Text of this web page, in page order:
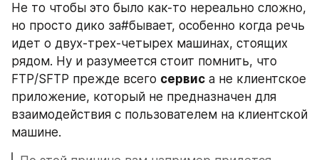
Не то чтобы это было как-то нереально сложно,
но просто дико за#бывает, особенно когда речь
идет о двух-трех-четырех машинах, стоящих
рядом. Ну и разумеется стоит помнить, что
FTP/SFTP прежде всего сервис а не клиентское
приложение, который не предназначен для
взаимодействия с пользователем на клиентской
машине.